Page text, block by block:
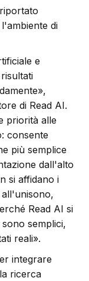
di
e
di Read AI.
priorità alle
consente
più semplice
dall'alto
si affidano i
Read AI si
semplici,
reali».
integrare
ricerca